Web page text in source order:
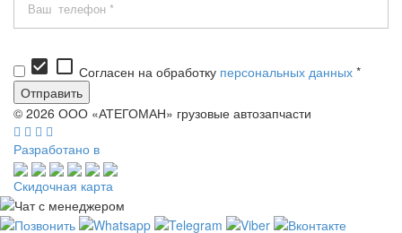
check_box check_box_outline_blank Согласен на обработку персональных данных *
© 2026 ООО «АТЕГОМАН» грузовые автозапчасти
Разработано в
Скидочная карта